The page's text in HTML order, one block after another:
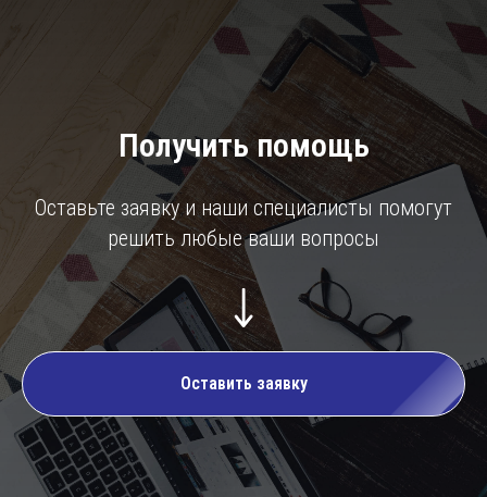
Получить помощь
Оставьте заявку и наши специалисты помогут
решить любые ваши вопросы
Оставить заявку